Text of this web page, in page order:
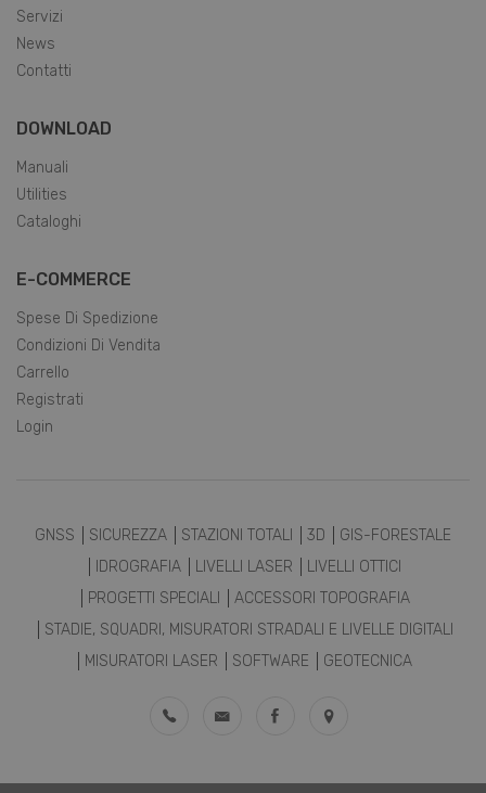
Servizi
News
Contatti
DOWNLOAD
Manuali
Utilities
Cataloghi
E-COMMERCE
Spese Di Spedizione
Condizioni Di Vendita
Carrello
Registrati
Login
GNSS SICUREZZA STAZIONI TOTALI 3D
GIS-FORESTALE
IDROGRAFIA
LIVELLI LASER
LIVELLI OTTICI
PROGETTI SPECIALI
ACCESSORI TOPOGRAFIA
STADIE, SQUADRI, MISURATORI STRADALI E LIVELLE DIGITALI
MISURATORI LASER
SOFTWARE GEOTECNICA